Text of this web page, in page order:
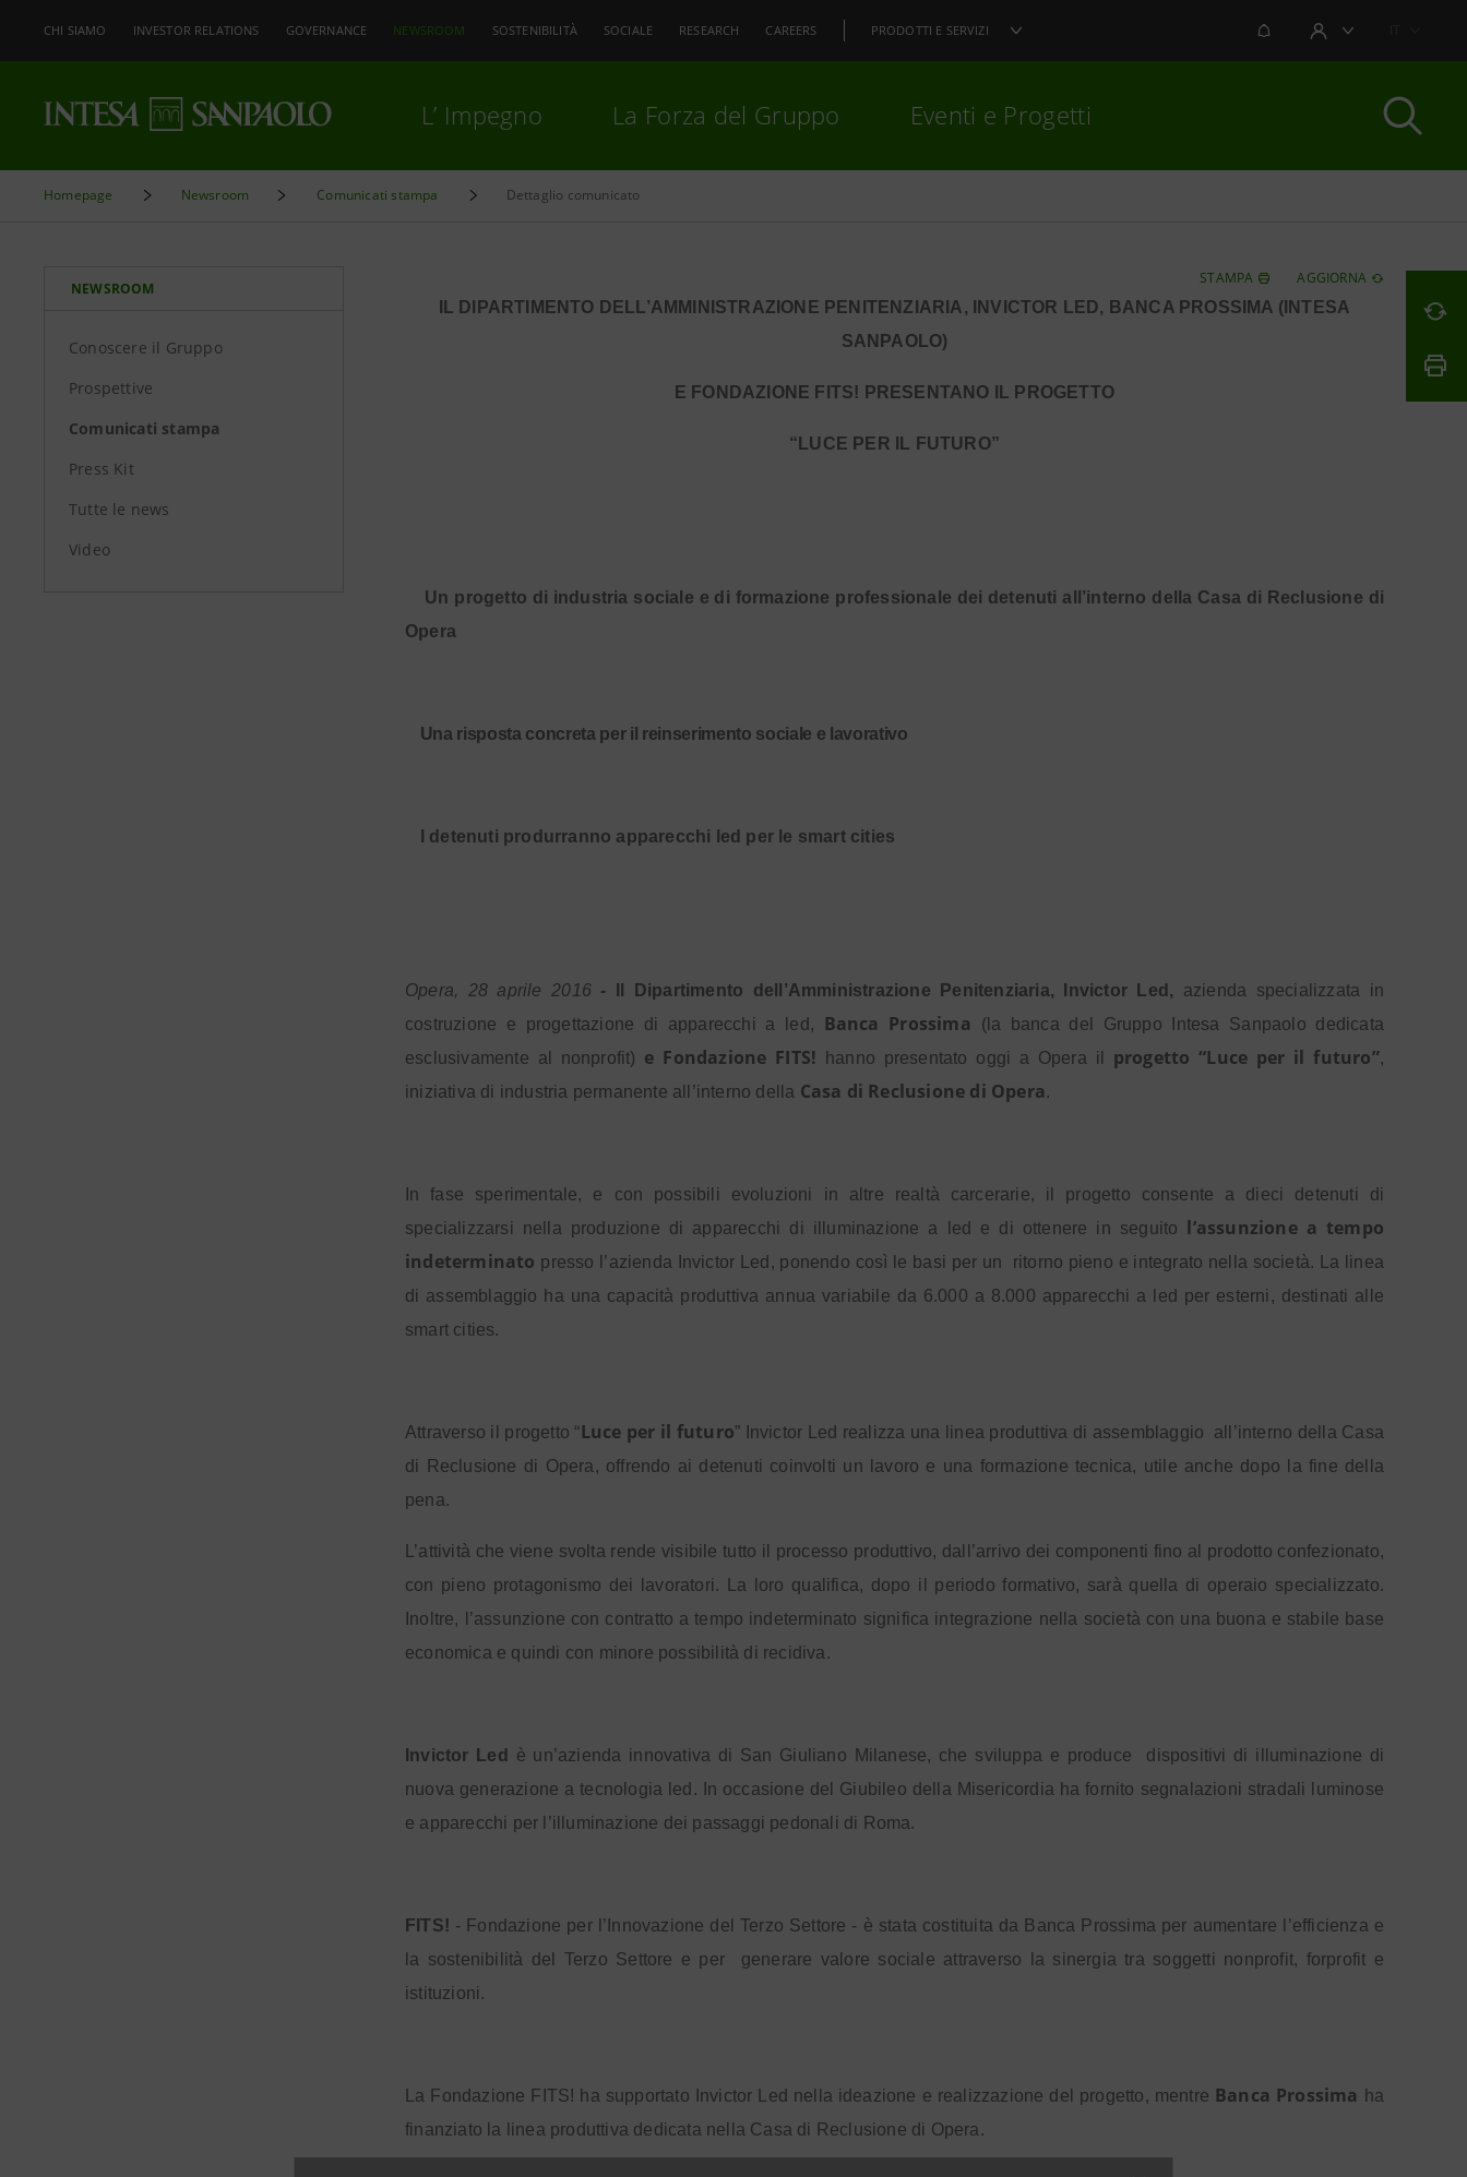
CHI SIAMO INVESTOR RELATIONS GOVERNANCE NEWSROOM SOSTENIBILITÀ SOCIALE RESEARCH CAREERS PRODOTTI E SERVIZI NOTIFICHEAREA UTENTE
L’ Impegno La Forza del Gruppo Eventi e Progetti
Homepage Newsroom Comunicati stampa Dettaglio comunicato
NEWSROOM
Conoscere il Gruppo
Prospettive
Comunicati stampa
Press Kit
Tutte le news
Video
STAMPA
AGGIORNA
IL DIPARTIMENTO DELL’AMMINISTRAZIONE PENITENZIARIA, INVICTOR LED, BANCA PROSSIMA (INTESA
SANPAOLO)
E FONDAZIONE FITS! PRESENTANO IL PROGETTO
“LUCE PER IL FUTURO”
Un progetto di industria sociale e di formazione professionale dei detenuti all’interno della Casa di Reclusione di
Opera
Una risposta concreta per il reinserimento sociale e lavorativo
I detenuti produrranno apparecchi led per le smart cities
Opera, 28 aprile 2016 - Il Dipartimento dell’Amministrazione Penitenziaria, Invictor Led, azienda specializzata in
costruzione e progettazione di apparecchi a led, Banca Prossima
(la banca del Gruppo Intesa Sanpaolo dedicata
esclusivamente al nonprofit) e Fondazione FITS! hanno presentato oggi a Opera il progetto “Luce per il futuro”,
iniziativa di industria permanente all’interno della Casa di Reclusione di Opera .
In fase sperimentale, e con possibili evoluzioni in altre realtà carcerarie, il progetto consente a dieci detenuti di
specializzarsi nella produzione di apparecchi di illuminazione a led e di ottenere in seguito l’assunzione a tempo
indeterminato presso l’azienda Invictor Led, ponendo così le basi per un
ritorno pieno e integrato nella società. La linea
di assemblaggio ha una capacità produttiva annua variabile da 6.000 a 8.000 apparecchi a led per esterni, destinati alle
smart cities.
Attraverso il progetto “Luce per il futuro” Invictor Led realizza una linea produttiva di assemblaggio
all’interno della Casa
di Reclusione di Opera, offrendo ai detenuti coinvolti un lavoro e una formazione tecnica, utile anche dopo la fine della
pena.
L’attività che viene svolta rende visibile tutto il processo produttivo, dall’arrivo dei componenti fino al prodotto confezionato,
con pieno protagonismo dei lavoratori. La loro qualifica, dopo il periodo formativo, sarà quella di operaio specializzato.
Inoltre, l’assunzione con contratto a tempo indeterminato significa integrazione nella società con una buona e stabile base
economica e quindi con minore possibilità di recidiva.
Invictor Led è un’azienda innovativa di San Giuliano Milanese, che sviluppa e produce
dispositivi di illuminazione di
nuova generazione a tecnologia led. In occasione del Giubileo della Misericordia ha fornito segnalazioni stradali luminose
e apparecchi per l’illuminazione dei passaggi pedonali di Roma.
FITS! - Fondazione per l’Innovazione del Terzo Settore - è stata costituita da Banca Prossima per aumentare l’efficienza e
la sostenibilità del Terzo Settore e per
generare valore sociale attraverso la sinergia tra soggetti nonprofit, forprofit e
istituzioni.
La Fondazione FITS! ha supportato Invictor Led nella ideazione e realizzazione del progetto, mentre Banca Prossima
ha
finanziato la linea produttiva dedicata nella Casa di Reclusione di Opera.